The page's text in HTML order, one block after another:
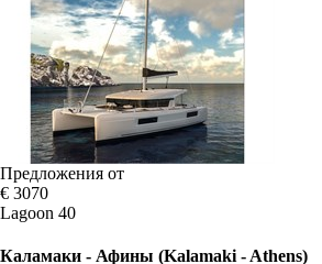
Предложения от
€ 3070
Lagoon 40
Каламаки - Афины (Kalamaki - Athens)